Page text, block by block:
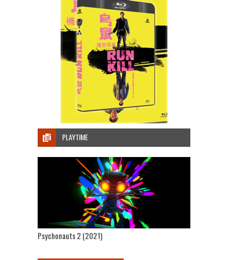
PLAYTIME
Psychonauts 2 (2021)